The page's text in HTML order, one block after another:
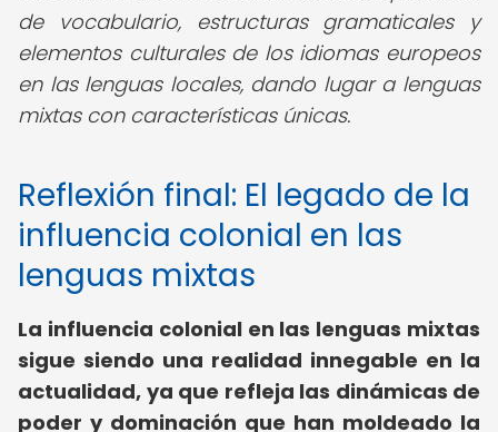
de vocabulario, estructuras gramaticales y
elementos culturales de los idiomas europeos
en las lenguas locales, dando lugar a lenguas
mixtas con características únicas.
Reflexión final: El legado de la
influencia colonial en las
lenguas mixtas
La influencia colonial en las lenguas mixtas
sigue siendo una realidad innegable en la
actualidad, ya que refleja las dinámicas de
poder y dominación que han moldeado la